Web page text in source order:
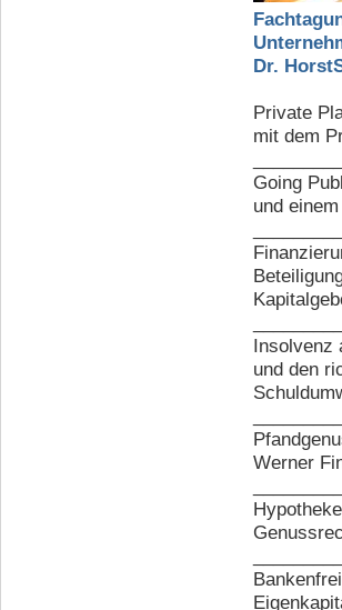
Dr.
Private
mit dem
Going
und
Insolvenz
und den
Werner